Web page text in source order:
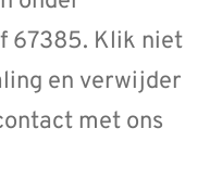
67385. Klik niet
en verwijder
met ons